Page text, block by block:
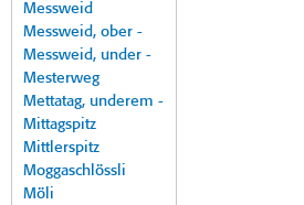
Messweid
Messweid, ober -
Messweid, under -
Mesterweg
Mettatag, underem -
Mittagspitz
Mittlerspitz
Moggaschlössli
Möli